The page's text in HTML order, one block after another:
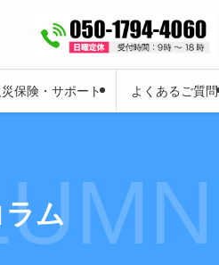
保険・サポート よくあるご質問
ラム